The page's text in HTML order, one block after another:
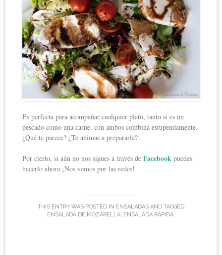
Es perfecta para acompañar cualquier plato, tanto si es un
pescado como una carne, con ambos combina estupendamente.
¿Qué te parece? ¿Te animas a prepararla?
Por cierto, si aún no nos sigues a través deFacebook puedes
hacerlo ahora ¡Nos vemos por las redes!
THIS ENTRY WAS POSTED IN ENSALADAS AND TAGGED
ENSALADA DE MOZARELLA, ENSALADA RÁPIDA.